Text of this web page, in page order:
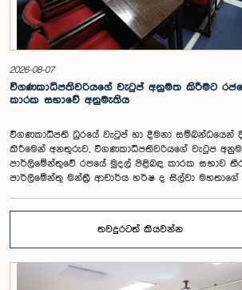
2026-08-07
විගණකාධිපතිවරියගේ වැටුප් අනුමත කිරීමට
කාරක සභාවේ අනුමැතිය
විගණකාධිපති ධුරයේ වැටුප් හා දීමනා සම්බන්ධයෙන්
කිරීමෙන් අනතුරුව, විගණකාධිපතිවරියගේ වැටුප
පාර්ලිමේන්තුවේ රජයේ මුදල් පිළිබඳ කාරක සභාව
පාර්ලිමේන්තු මන්ත්‍රී ආචාර්ය හර්ෂ ද සිල්වා
බස්නායක, එම්.කේ.එම්. අස්ලම්, තිලිණ සමරකෝන්
යන මහත්ම මහත්මීන්ගේ සහභාගීත්වයෙන් මෙම
පාර්ලිමේන්තුවේදී පසුගියදා (04) රැස්වූ අවස්ථාවේදීය.
සමාජවාදී ජනරජයේ ආණ්ඩුක්‍රම ව්‍යවස්ථාවේ 153(2)
විගණකාධිපති ධුරයේ වැටුප් සම්බන්ධයෙන් අදාළ
තවදුරටත් කියවන්න